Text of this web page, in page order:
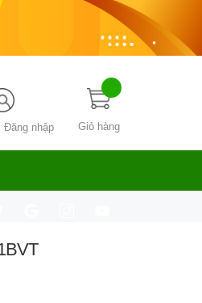
Giỏ hàng
Đăng nhập